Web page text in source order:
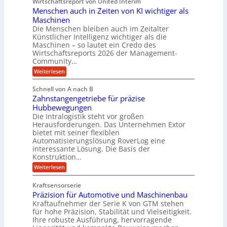
n
b
a
u
i
a
l
B
u
s
i
n
e
s
s
c
o
s
y
s
t
e
m
v
o
n
F
o
r
m
w
a
y
s
b
l
l
c
h
u
t
z
s
c
h
l
ä
c
h
e
i
n
2
2
V
a
r
i
n
e
n
g
u
l
a
T
e
c
h
n
o
l
o
g
i
e
s
b
e
z
i
e
h
t
n
e
e
n
S
t
a
n
Menschen auch in Zeiten von KI wichtiger als
Maschinen
Die Menschen bleiben auch im Zeitalter
Künstlicher Intelligenz wichtiger als die
Maschinen – so lautet ein Credo des
Wirtschaftsreports 2026 der Management-
Community…
Weiterlesen:
M
n
s
c
h
e
n
a
u
c
h
i
n
Z
e
e
n
v
Schnell von A nach B
Zahnstangengetriebe für präzise
Hubbewegungen
Die Intralogistik steht vor großen
Herausforderungen. Das Unternehmen Extor
bietet mit seiner flexiblen
Automatisierungslösung RoverLog eine
interessante Lösung. Die Basis der
Konstruktion…
Weiterlesen:
Z
h
n
s
t
a
n
Kraftsensorserie
Präzision für Automotive und Maschinenbau
Kraftaufnehmer der Serie K von GTM stehen
für hohe Präzision, Stabilität und Vielseitigkeit.
Ihre robuste Ausführung, hervorragende